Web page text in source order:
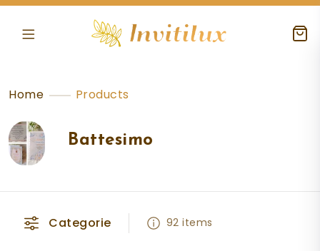
Home Products
Battesimo
Categorie 92 items